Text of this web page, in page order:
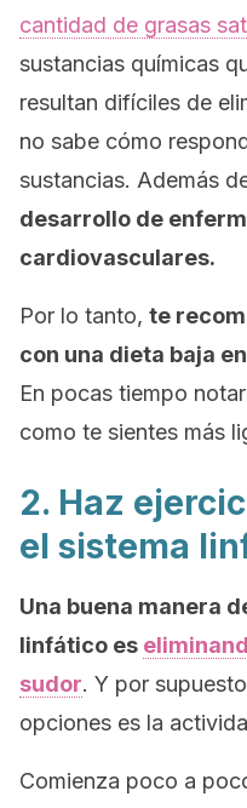
cantidad de grasas
sustancias químicas
resultan difíciles de
no sabe cómo
sustancias. Además
desarrollo de
cardiovasculares.
Por lo tanto, te
con una dieta baja
En pocas tiempo
como te sientes más
2. Haz
el sistema
Una buena manera
linfático es
sudor. Y por
opciones es la
Comienza poco a